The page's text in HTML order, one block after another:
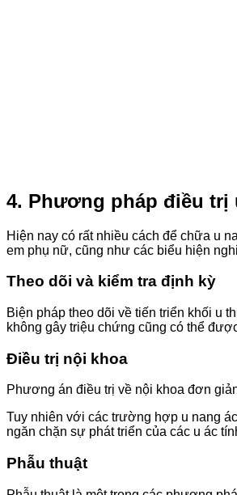
4. Phương pháp điều
Hiện nay có rất nhiều cách để chữa u
em phụ nữ, cũng như các biểu hiện
Theo dõi và kiểm tra định kỳ
Biện pháp theo dõi về tiến triển khối u
không gây triệu chứng cũng có thể
Điều trị nội khoa
Phương án điều trị về nội khoa đơn
Tuy nhiên với các trường hợp u nang
ngăn chặn sự phát triển của các u ác
Phẫu thuật